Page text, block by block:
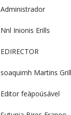
Administrador
Nnl Inionis Erills
EDIRECTOR
soaquimh Martins
Editor feàpoúsável